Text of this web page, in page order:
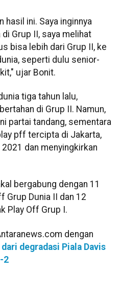
hasil ini. Saya inginnya
Grup II, saya melihat
bisa lebih dari Grup II, ke
seperti dulu senior-
ujar Bonit.
tiga tahun lalu,
di Grup II. Namun,
partai tandang, sementara
pff tercipta di Jakarta,
dan menyingkirkan
bergabung dengan 11
Grup Dunia II dan 12
Play Off Grup I.
dengan
degradasi Piala Davis
2